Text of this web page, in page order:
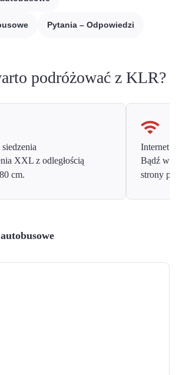
Pytania – Odpowiedzi
podróżować z KLR?
XXL z odległością
cm.
Internet
Bądź w
strony